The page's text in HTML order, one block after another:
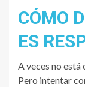
CÓMO
ES
A veces no está
Pero intentar